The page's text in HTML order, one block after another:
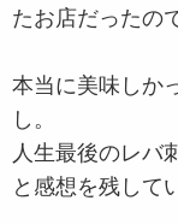
たお店だったの
本当に美味しか
し。
人生最後のレバ
と感想を残して